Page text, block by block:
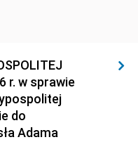
r. w sprawie
do
Adama